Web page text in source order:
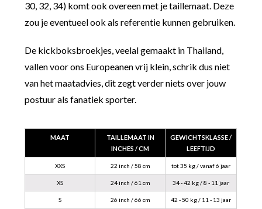
30, 32, 34) komt ook overeen met je taillemaat. Deze
zou je eventueel ook als referentie kunnen gebruiken.
De kickboksbroekjes, veelal gemaakt in Thailand,
vallen voor ons Europeanen vrij klein, schrik dus niet
van het maatadvies, dit zegt verder niets over jouw
postuur als fanatiek sporter.
MAAT
TAILLEMAAT IN
INCHES / CM
GEWICHTSKLASSE /
LEEFTIJD
XXS 22 inch / 58 cm tot 35 kg / vanaf 6 jaar
XS 24 inch / 61 cm 34 - 42 kg / 8 - 11 jaar
S 26 inch / 66 cm 42 - 50 kg / 11 - 13 jaar